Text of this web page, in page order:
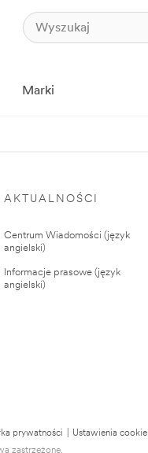
Marki
AKTUALNOŚCI
Centrum Wiadomości (język
angielski)
Informacje prasowe (język
angielski)
prywatności
Ustawienia cookie
zastrzeżone.